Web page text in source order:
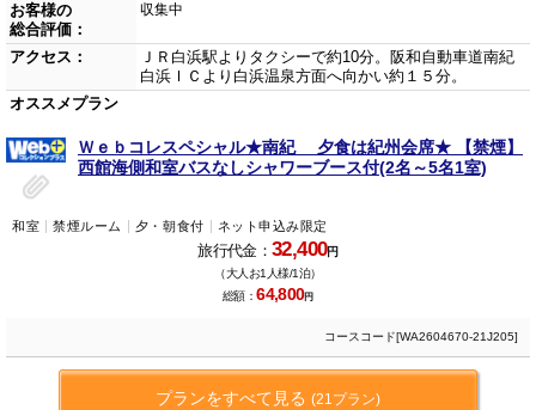
お客様の
総合評価：
収集中
アクセス：
ＪＲ白浜駅よりタクシーで約10分。阪和自動車道南紀
白浜ＩＣより白浜温泉方面へ向かい約１５分。
オススメプラン
Ｗｅｂコレスペシャル★南紀 夕食は紀州会席★ 【禁煙】
西館海側和室バスなしシャワーブース付(2名～5名1室)
和室 禁煙ルーム 夕・朝食付 ネット申込み限定
旅行代金：32,400円
（大人お1人様/1泊）
総額：64,800円
コースコード[WA2604670-21J205]
プランをすべて見る (21プラン)